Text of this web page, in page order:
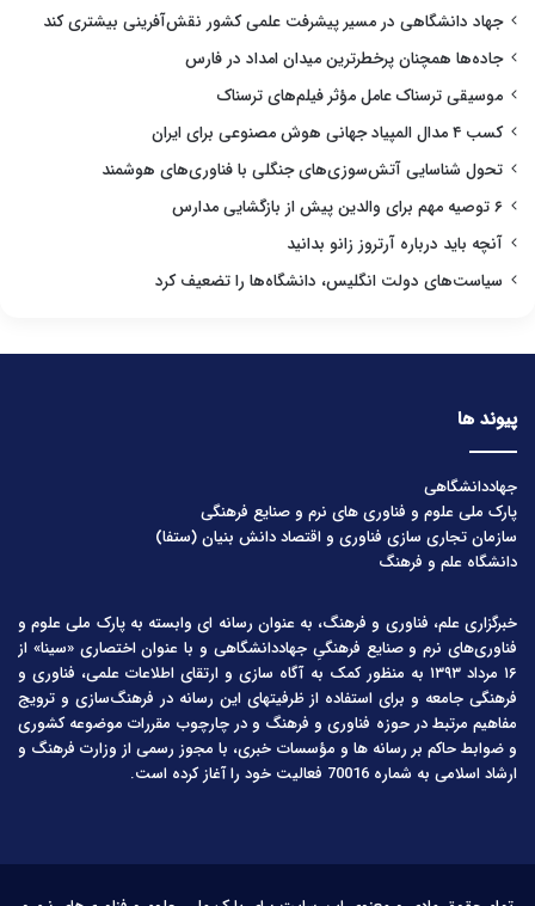
جهاد دانشگاهی در مسیر پیشرفت علمی کشور نقش‌آفرینی بیشتری کند
جاده‌ها همچنان پرخطرترین میدان امداد در فارس
موسیقی ترسناک عامل مؤثر فیلم‌های ترسناک
کسب ۴ مدال المپیاد جهانی هوش مصنوعی برای ایران
تحول شناسایی آتش‌سوزی‌های جنگلی با فناوری‌های هوشمند
۶ توصیه مهم برای والدین پیش از بازگشایی مدارس
آنچه باید درباره آرتروز زانو بدانید
سیاست‌های دولت انگلیس، دانشگاه‌ها را تضعیف کرد
پیوند ها
جهاددانشگاهی
پارک ملی علوم و فناوری های نرم و صنایع فرهنگی
سازمان تجاری سازی فناوری و اقتصاد دانش بنیان (ستفا)
دانشگاه علم و فرهنگ
خبرگزاری علم، فناوری و فرهنگ، به عنوان رسانه ای وابسته به پارک ملی علوم و
فناوری‌های نرم و صنایع فرهنگیِ جهاددانشگاهی و با عنوان اختصاری «سینا» از
۱۶ مرداد ۱۳۹۳ به منظور کمک به آگاه سازی و ارتقای اطلاعات علمی، فناوری و
فرهنگی جامعه و برای استفاده از ظرفیتهای این رسانه در فرهنگ‌سازی و ترویج
مفاهیم مرتبط در حوزه فناوری و فرهنگ و در چارچوب مقررات موضوعه کشوری
و ضوابط حاکم بر رسانه ها و مؤسسات خبری، با مجوز رسمی از وزارت فرهنگ و
ارشاد اسلامی به شماره 70016 فعالیت خود را آغاز کرده است.